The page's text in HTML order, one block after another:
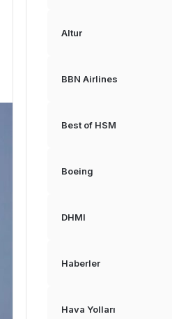
Altur
BBN Airlines
Best of HSM
Boeing
DHMI
Haberler
Hava Yolları